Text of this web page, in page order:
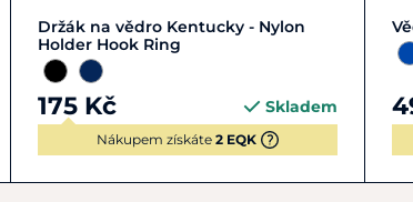
Zobrazit detail
Držák na vědro Kentucky - Nylon
Holder Hook Ring
175 Kč Skladem
Nákupem získáte 2 EQK